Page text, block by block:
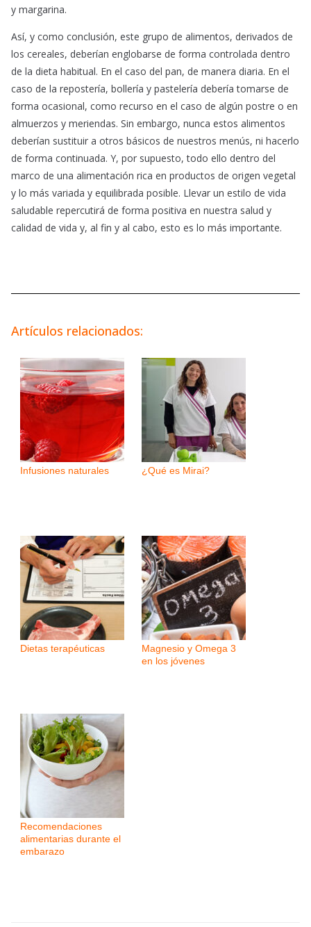
y margarina.
Así, y como conclusión, este grupo de alimentos, derivados de
los cereales, deberían englobarse de forma controlada dentro
de la dieta habitual. En el caso del pan, de manera diaria. En el
caso de la repostería, bollería y pastelería debería tomarse de
forma ocasional, como recurso en el caso de algún postre o en
almuerzos y meriendas. Sin embargo, nunca estos alimentos
deberían sustituir a otros básicos de nuestros menús, ni hacerlo
de forma continuada. Y, por supuesto, todo ello dentro del
marco de una alimentación rica en productos de origen vegetal
y lo más variada y equilibrada posible. Llevar un estilo de vida
saludable repercutirá de forma positiva en nuestra salud y
calidad de vida y, al fin y al cabo, esto es lo más importante.
Artículos relacionados:
Infusiones naturales ¿Qué es Mirai?
Dietas terapéuticas
Magnesio y Omega 3
en los jóvenes
Recomendaciones
alimentarias durante el
embarazo